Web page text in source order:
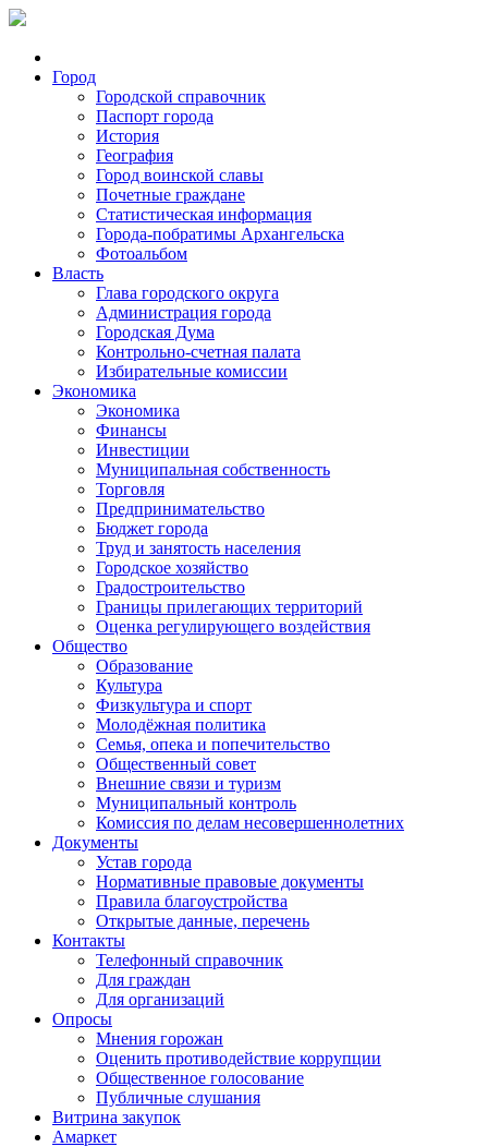
Город
Городской справочник
Паспорт города
История
География
Город воинской славы
Почетные граждане
Статистическая информация
Города-побратимы Архангельска
Фотоальбом
Власть
Глава городского округа
Администрация города
Городская Дума
Контрольно-счетная палата
Избирательные комиссии
Экономика
Экономика
Финансы
Инвестиции
Муниципальная собственность
Торговля
Предпринимательство
Бюджет города
Труд и занятость населения
Городское хозяйство
Градостроительство
Границы прилегающих территорий
Оценка регулирующего воздействия
Общество
Образование
Культура
Физкультура и спорт
Молодёжная политика
Семья, опека и попечительство
Общественный совет
Внешние связи и туризм
Муниципальный контроль
Комиссия по делам несовершеннолетних
Документы
Устав города
Нормативные правовые документы
Правила благоустройства
Открытые данные, перечень
Контакты
Телефонный справочник
Для граждан
Для организаций
Опросы
Мнения горожан
Оценить противодействие коррупции
Общественное голосование
Публичные слушания
Витрина закупок
Амаркет